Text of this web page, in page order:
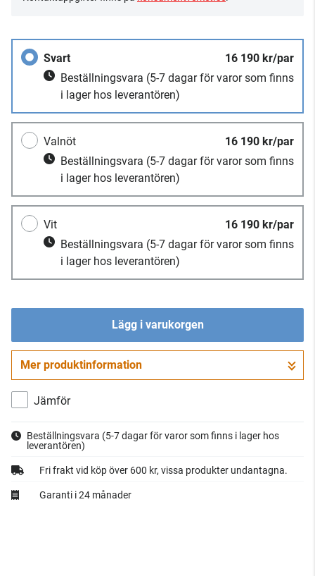
Svart
16 190 kr/par
Beställningsvara (5-7 dagar för varor som finns
i lager hos leverantören)
Valnöt
16 190 kr/par
Beställningsvara (5-7 dagar för varor som finns
i lager hos leverantören)
Vit
16 190 kr/par
Beställningsvara (5-7 dagar för varor som finns
i lager hos leverantören)
Lägg i varukorgen
Gå till kassan
Mer produktinformation
Jämför
Beställningsvara (5-7 dagar för varor som finns i lager hos
leverantören)
Fri frakt vid köp över 600 kr, vissa produkter undantagna.
Garanti i 24 månader